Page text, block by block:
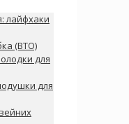
лайфхаки
(ВТО)
для
для